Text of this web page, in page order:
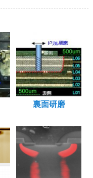
裏面研磨